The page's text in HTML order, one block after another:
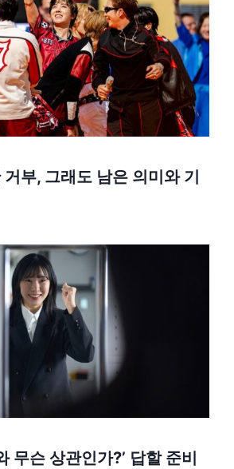
부, 그래도 남은 의미와 기
무슨 상관인가?’ 답할 준비